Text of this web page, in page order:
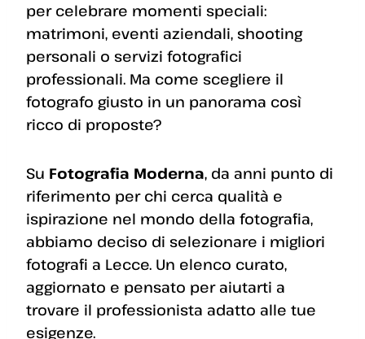
per celebrare momenti speciali:
matrimoni, eventi aziendali, shooting
personali o servizi fotografici
professionali. Ma come scegliere il
fotografo giusto in un panorama così
ricco di proposte?
Su Fotografia Moderna, da anni punto di
riferimento per chi cerca qualità e
ispirazione nel mondo della fotografia,
abbiamo deciso di selezionare i migliori
fotografi a Lecce. Un elenco curato,
aggiornato e pensato per aiutarti a
trovare il professionista adatto alle tue
esigenze.